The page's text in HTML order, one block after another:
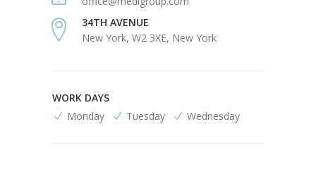
34TH AVENUE
New York, W2 3XE, New York
WORK DAYS
Monday
Tuesday Wednesday